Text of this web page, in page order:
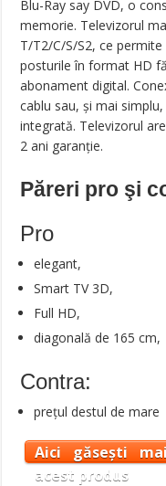
Blu-Ray say DVD, o
memorie. Televizorul
T/T2/C/S/S2, ce
posturile în format HD
abonament digital.
cablu sau, și mai
integrată. Televizorul
2 ani garanție.
Păreri pro şi
Pro
elegant,
Smart TV 3D,
Full HD,
diagonală de 165 cm,
Contra:
prețul destul de mare
Aici găsești
acest produs